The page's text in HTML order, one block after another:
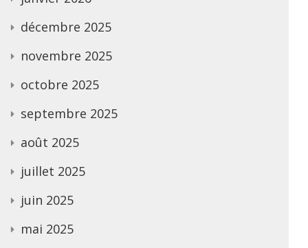
décembre 2025
novembre 2025
octobre 2025
septembre 2025
août 2025
juillet 2025
juin 2025
mai 2025